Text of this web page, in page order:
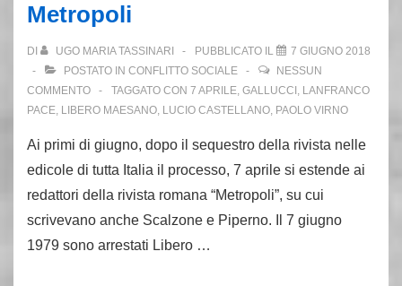
Piperno
Virno
Metropoli
DI UGO MARIA TASSINARI PUBBLICATO IL
7 GIUGNO 2018
POSTATO IN CONFLITTO SOCIALE
NESSUN
COMMENTO
TAGGATO CON 7 APRILE, GALLUCCI , LANFRANCO
PACE, LIBERO MAESANO, LUCIO CASTELLANO, PAOLO VIRNO
Ai primi di giugno, dopo il sequestro della rivista nelle
edicole di tutta Italia il processo, 7 aprile si estende ai
redattori della rivista romana “Metropoli”, su cui
scrivevano anche Scalzone e Piperno. Il 7 giugno
1979 sono arrestati Libero …